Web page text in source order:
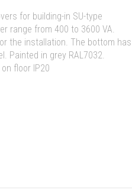
for building-in SU-type
range from 400 to 3600 VA.
the installation. The bottom has
Painted in grey RAL7032.
floor IP20